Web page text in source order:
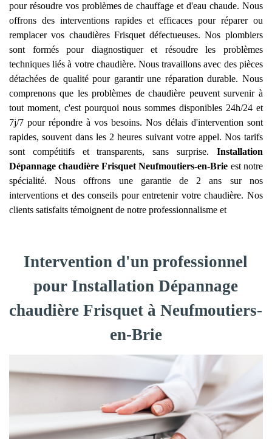
pour résoudre vos problèmes de chauffage et d'eau chaude. Nous
offrons des interventions rapides et efficaces pour réparer ou
remplacer vos chaudières Frisquet défectueuses. Nos plombiers
sont formés pour diagnostiquer et résoudre les problèmes
techniques liés à votre chaudière. Nous travaillons avec des pièces
détachées de qualité pour garantir une réparation durable. Nous
comprenons que les problèmes de chaudière peuvent survenir à
tout moment, c'est pourquoi nous sommes disponibles 24h/24 et
7j/7 pour répondre à vos besoins. Nos délais d'intervention sont
rapides, souvent dans les 2 heures suivant votre appel. Nos tarifs
sont compétitifs et transparents, sans surprise. Installation
Dépannage chaudière Frisquet Neufmoutiers-en-Brie est notre
spécialité. Nous offrons une garantie de 2 ans sur nos
interventions et des conseils pour entretenir votre chaudière. Nos
clients satisfaits témoignent de notre professionnalisme et
Intervention d'un professionnel
pour Installation Dépannage
chaudière Frisquet à Neufmoutiers-
en-Brie